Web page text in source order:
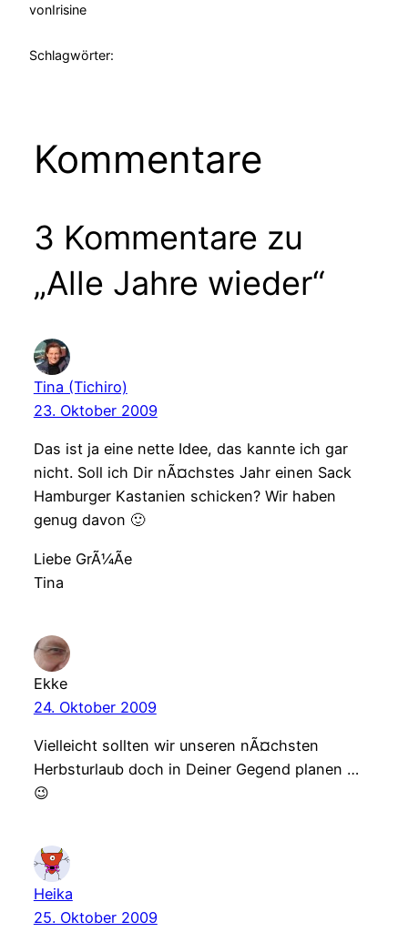
vonIrisine
Schlagwörter:
Kommentare
3 Kommentare zu
„Alle Jahre wieder“
Tina (Tichiro)
23. Oktober 2009
Das ist ja eine nette Idee, das kannte ich gar
nicht. Soll ich Dir nÃ¤chstes Jahr einen Sack
Hamburger Kastanien schicken? Wir haben
genug davon 🙂
Liebe GrÃ¼Ãe
Tina
Ekke
24. Oktober 2009
Vielleicht sollten wir unseren nÃ¤chsten
Herbsturlaub doch in Deiner Gegend planen …
😉
Heika
25. Oktober 2009